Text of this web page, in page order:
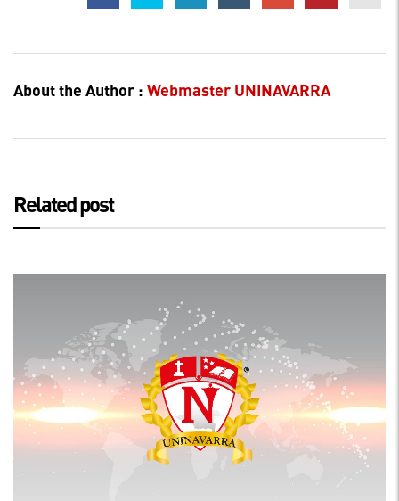
About the Author : Webmaster UNINAVARRA
Related post